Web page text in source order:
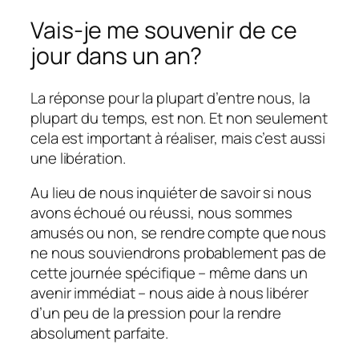
Vais-je me souvenir de ce
jour dans un an?
La réponse pour la plupart d’entre nous, la
plupart du temps, est non. Et non seulement
cela est important à réaliser, mais c’est aussi
une libération.
Au lieu de nous inquiéter de savoir si nous
avons échoué ou réussi, nous sommes
amusés ou non, se rendre compte que nous
ne nous souviendrons probablement pas de
cette journée spécifique – même dans un
avenir immédiat – nous aide à nous libérer
d’un peu de la pression pour la rendre
absolument parfaite.